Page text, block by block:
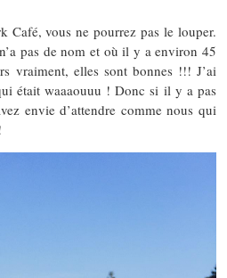
Café, vous ne pourrez pas le louper.
pas de nom et où il y a environ 45
vraiment, elles sont bonnes !!! J’ai
était waaaouuu ! Donc si il y a pas
envie d’attendre comme nous qui